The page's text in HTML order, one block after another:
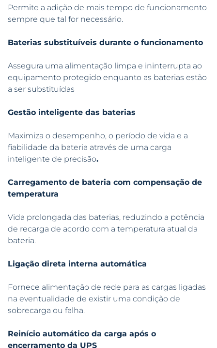
Permite a adição de mais tempo de funcionamento
sempre que tal for necessário.
Baterias substituíveis durante o funcionamento
Assegura uma alimentação limpa e ininterrupta ao
equipamento protegido enquanto as baterias estão
a ser substituídas
Gestão inteligente das baterias
Maximiza o desempenho, o período de vida e a
fiabilidade da bateria através de uma carga
inteligente de precisão.
Carregamento de bateria com compensação de
temperatura
Vida prolongada das baterias, reduzindo a potência
de recarga de acordo com a temperatura atual da
bateria.
Ligação direta interna automática
Fornece alimentação de rede para as cargas ligadas
na eventualidade de existir uma condição de
sobrecarga ou falha.
Reinício automático da carga após o
encerramento da UPS